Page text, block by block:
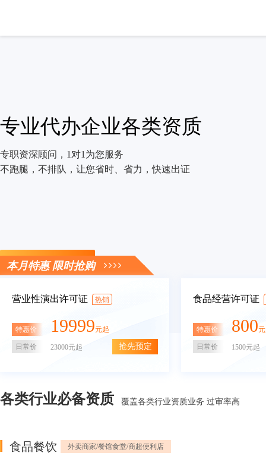
专业代办企业各类资质
专职资深顾问，1对1为您服务
不跑腿，不排队，让您省时、省力，快速出证
立即咨询
本月特惠 限时抢购
营业性演出许可证 热销
特惠价 19999元起
日常价 23000元起 抢先预定
食品经营许可证
特惠价 800
日常价 1500元起
各类行业必备资质 覆盖各类行业资质业务 过审率高
食品餐饮 外卖商家/餐馆食堂/商超便利店